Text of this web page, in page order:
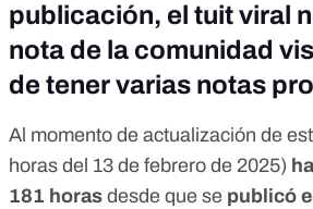
publicación, el tuit viral
nota de la comunidad
de tener varias notas
Al momento de actualización de
horas del 13 de febrero de 2025)
181 horas desde que se publicó